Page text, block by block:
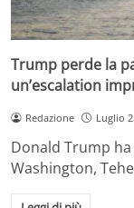
Trump perde la
un’escalation
Redazione Luglio
Donald Trump
Washington,